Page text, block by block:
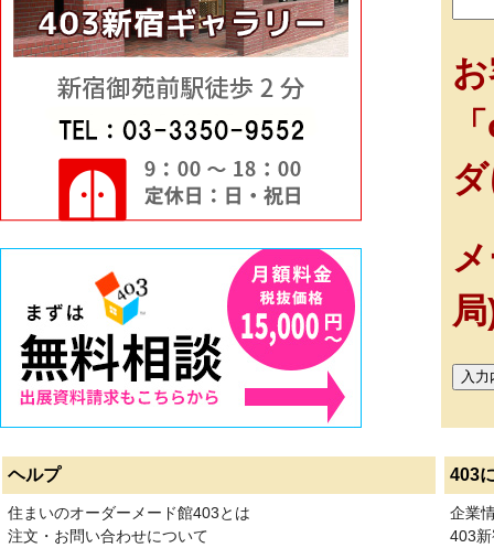
ヘルプ 403
住まいのオーダーメード館403とは
注文・お問い合わせについて
企業
403